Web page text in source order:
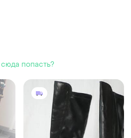
сюда попасть?